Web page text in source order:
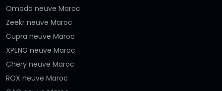
Omoda neuve Maroc
Zeekr neuve Maroc
Cupra neuve Maroc
XPENG neuve Maroc
Chery neuve Maroc
ROX neuve Maroc